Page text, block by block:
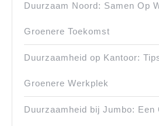
Duurzaam Noord: Samen Op
Groenere Toekomst
Duurzaamheid op Kantoor:
Groenere Werkplek
Duurzaamheid bij Jumbo: Een